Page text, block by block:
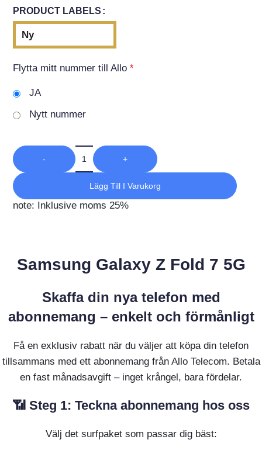
PRODUCT LABELS
Ny
Flytta mitt nummer till Allo *
JA
Nytt nummer
- +
Lägg Till I Varukorg
note: Inklusive moms 25%
Samsung Galaxy Z Fold 7 5G
Skaffa din nya telefon med
abonnemang – enkelt och förmånligt
Få en exklusiv rabatt när du väljer att köpa din telefon
tillsammans med ett abonnemang från Allo Telecom. Betala
en fast månadsavgift – inget krångel, bara fördelar.
📶 Steg 1: Teckna abonnemang hos oss
Välj det surfpaket som passar dig bäst: